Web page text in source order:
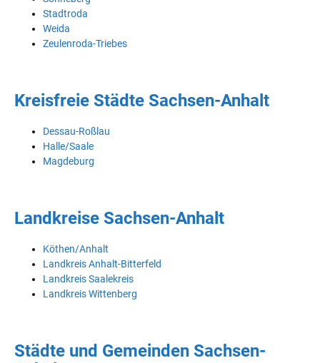
Stadtroda
Weida
Zeulenroda-Triebes
Kreisfreie Städte Sachsen-Anhalt
Dessau-Roßlau
Halle/Saale
Magdeburg
Landkreise Sachsen-Anhalt
Köthen/Anhalt
Landkreis Anhalt-Bitterfeld
Landkreis Saalekreis
Landkreis Wittenberg
Städte und Gemeinden Sachsen-